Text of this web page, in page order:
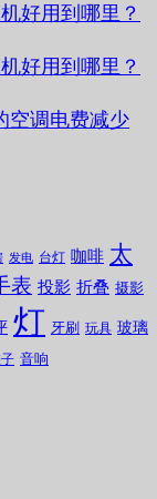
好用到哪里？
好用到哪里？
空调电费减少
发电 台灯 咖啡 太
表 投影 折叠 摄影
灯 牙刷 玩具 玻璃
音响